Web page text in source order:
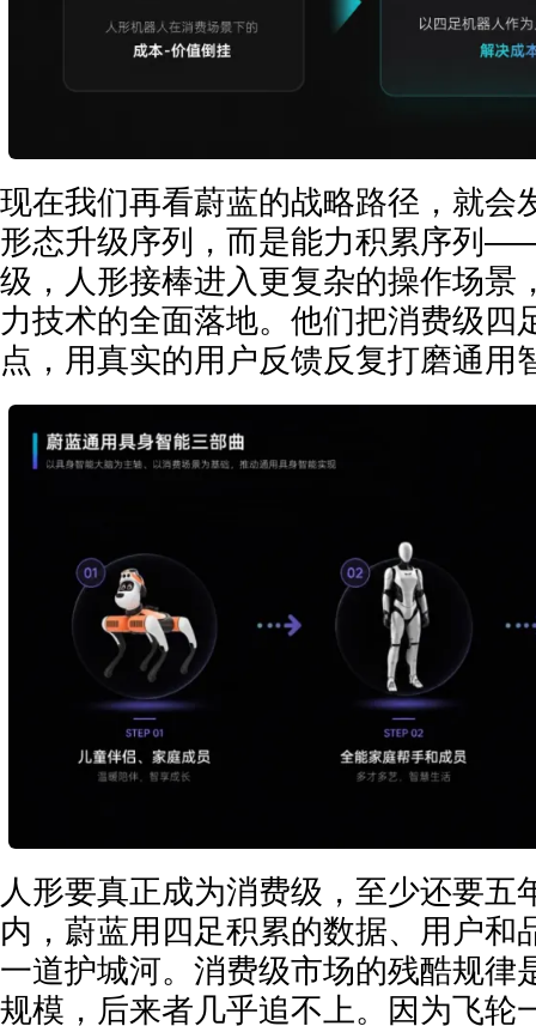
现在我们再看蔚蓝的战略路径，就会
形态升级序列，而是能力积累序列
级，人形接棒进入更复杂的操作场景
力技术的全面落地。他们把消费级四
点，用真实的用户反馈反复打磨通用
人形要真正成为消费级，至少还要五
内，蔚蓝用四足积累的数据、用户和
一道护城河。消费级市场的残酷规律
规模，后来者几乎追不上。因为飞轮